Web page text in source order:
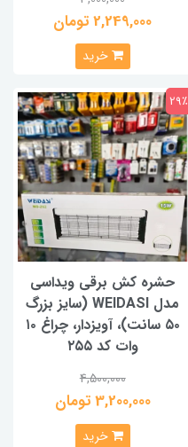
2,249,000 تومان
خرید
حشره کش برقی ویداسی
مدل WEIDASI (سایز بزرگ
۵۰ سانت)، آویزدار، چراغ ۱۰
وات کد ۲۵۵
4,500,000
3,200,000 تومان
29٪
خرید